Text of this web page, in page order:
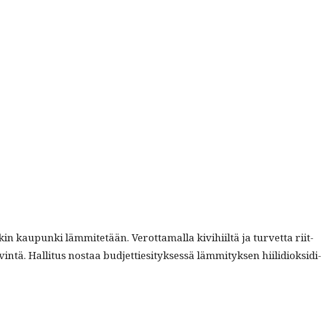
kaupun­ki läm­mitetään. Verot­ta­mal­la kivi­hi­iltä ja turvet­ta riit­
Hal­li­tus nos­taa bud­jet­tiesi­tyk­sessä läm­mi­tyk­sen hiilid­iok­sidi­